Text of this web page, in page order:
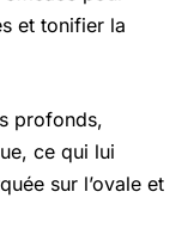
et tonifier la
profonds,
ce qui lui
sur l’ovale et